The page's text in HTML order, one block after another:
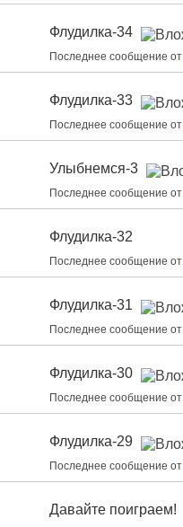
Флудилка-34
Последнее сообщение от
Флудилка-33
Последнее сообщение от
Улыбнемся-3
Последнее сообщение от
Флудилка-32
Последнее сообщение от
Флудилка-31
Последнее сообщение от
Флудилка-30
Последнее сообщение от
Флудилка-29
Последнее сообщение от
Давайте поиграем!